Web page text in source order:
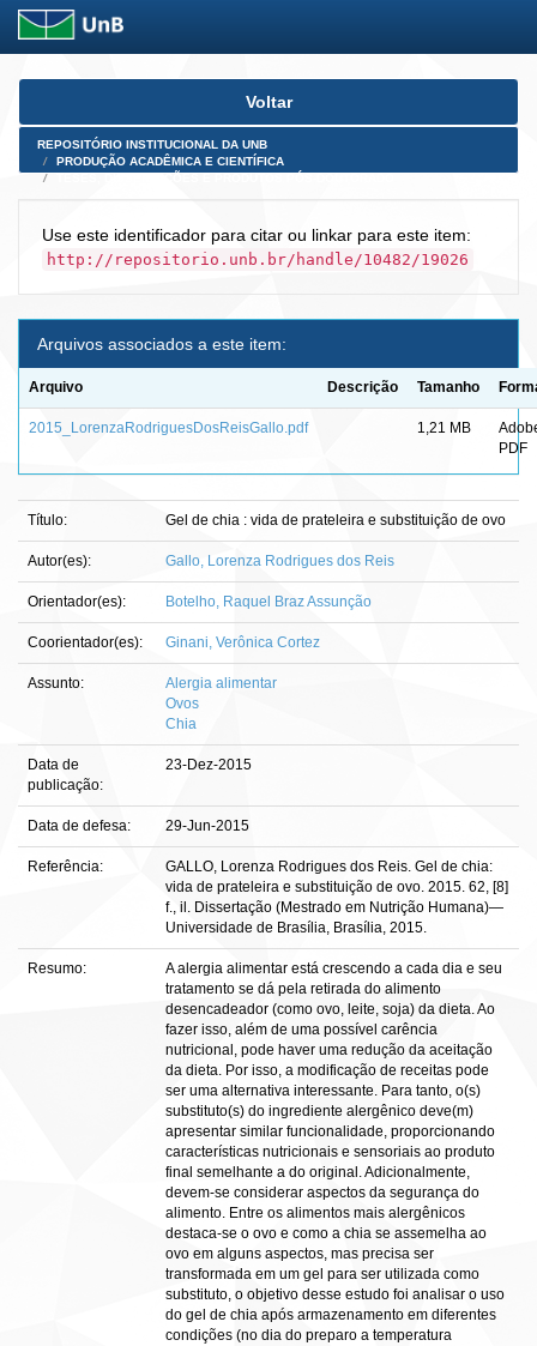
Skip
Voltar
REPOSITÓRIO INSTITUCIONAL DA UNB
PRODUÇÃO ACADÊMICA E CIENTÍFICA
Use este identificador para citar ou linkar para este item:
http://repositorio.unb.br/handle/10482/19026
Arquivos associados a este item:
Arquivo Descrição Tamanho
2015_LorenzaRodriguesDosReisGallo.pdf 1,21 MB
PDF
Título: Gel de chia : vida de prateleira e substituição de ovo
Autor(es): Gallo, Lorenza Rodrigues dos Reis
Orientador(es): Botelho, Raquel Braz Assunção
Coorientador(es): Ginani, Verônica Cortez
Assunto:
Alergia alimentar
Ovos
Chia
Data de
publicação:
23-Dez-2015
Data de defesa: 29-Jun-2015
Referência:
GALLO, Lorenza Rodrigues dos Reis. Gel de chia:
vida de prateleira e substituição de ovo. 2015. 62, [8]
f., il. Dissertação (Mestrado em Nutrição Humana)—
Universidade de Brasília, Brasília, 2015.
Resumo:
A alergia alimentar está crescendo a cada dia e seu
tratamento se dá pela retirada do alimento
desencadeador (como ovo, leite, soja) da dieta. Ao
fazer isso, além de uma possível carência
nutricional, pode haver uma redução da aceitação
da dieta. Por isso, a modificação de receitas pode
ser uma alternativa interessante. Para tanto, o(s)
substituto(s) do ingrediente alergênico deve(m)
apresentar similar funcionalidade, proporcionando
características nutricionais e sensoriais ao produto
final semelhante a do original. Adicionalmente,
devem-se considerar aspectos da segurança do
alimento. Entre os alimentos mais alergênicos
destaca-se o ovo e como a chia se assemelha ao
ovo em alguns aspectos, mas precisa ser
transformada em um gel para ser utilizada como
substituto, o objetivo desse estudo foi analisar o uso
do gel de chia após armazenamento em diferentes
condições (no dia do preparo a temperatura